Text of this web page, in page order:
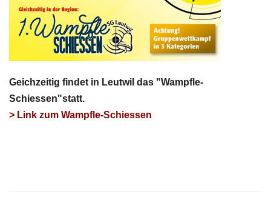
Geichzeitig findet in Leutwil das "Wampfle-
Schiessen"statt.
> Link zum Wampfle-Schiessen